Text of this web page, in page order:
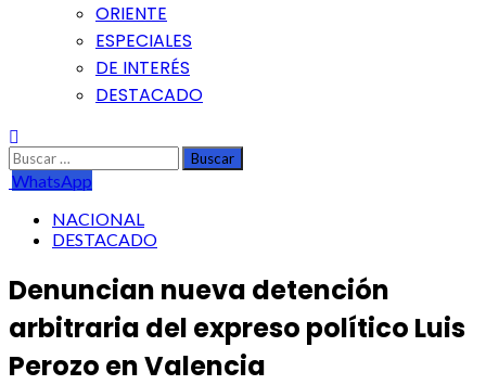
ORIENTE
ESPECIALES
DE INTERÉS
DESTACADO
Buscar:
WhatsApp
NACIONAL
DESTACADO
Denuncian nueva detención
arbitraria del expreso político Luis
Perozo en Valencia